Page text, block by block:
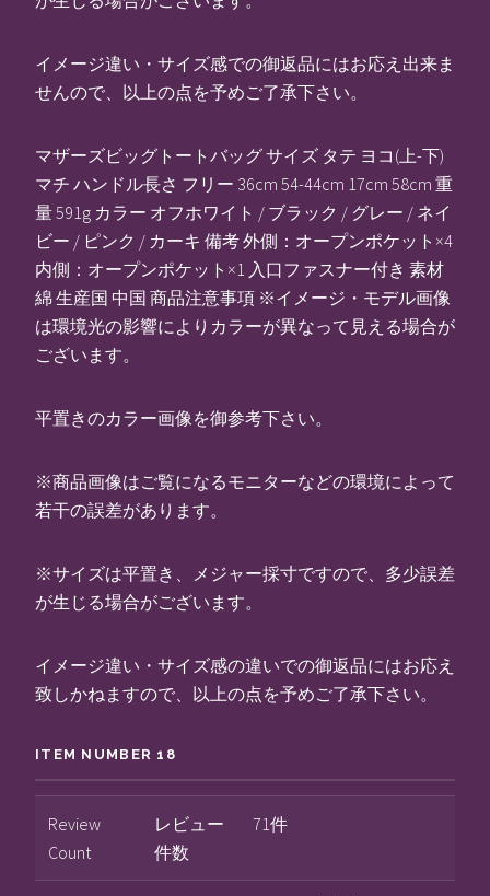
イメージ違い・サイズ感での御返品にはお応え出来ま
せんので、以上の点を予めご了承下さい。
マザーズビッグトートバッグ サイズ タテ ヨコ(上-下)
マチ ハンドル長さ フリー 36cm 54-44cm 17cm 58cm 重
量 591g カラー オフホワイト / ブラック / グレー / ネイ
ビー / ピンク / カーキ 備考 外側：オープンポケット×4
内側：オープンポケット×1 入口ファスナー付き 素材
綿 生産国 中国 商品注意事項 ※イメージ・モデル画像
は環境光の影響によりカラーが異なって見える場合が
ございます。
平置きのカラー画像を御参考下さい。
※商品画像はご覧になるモニターなどの環境によって
若干の誤差があります。
※サイズは平置き、メジャー採寸ですので、多少誤差
が生じる場合がございます。
イメージ違い・サイズ感の違いでの御返品にはお応え
致しかねますので、以上の点を予めご了承下さい。
ITEM NUMBER 18
Review
Count
レビュー
件数
71件